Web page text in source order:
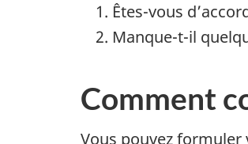
Êtes-vous
Manque-t-il
Comment
Vous pouvez